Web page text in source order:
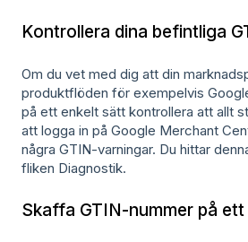
Kontrollera dina befintliga
Om du vet med dig att din
produktflöden för exempelvis
på ett enkelt sätt kontrollera att allt
att logga in på Google Merchant
några GTIN-varningar. Du hittar
fliken Diagnostik.
Skaffa GTIN-nummer på